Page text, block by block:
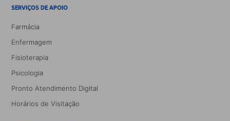
SERVIÇOS DE APOIO
Farmácia
Enfermagem
Fisioterapia
Psicologia
Pronto Atendimento Digital
Horários de Visitação